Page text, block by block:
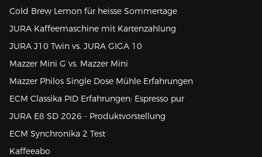
Cold Brew Lemon für heisse Sommertage
JURA Kaffeemaschine mit Kartenzahlung
JURA J10 Twin vs. JURA GIGA 10
Mazzer Mini G vs. Mazzer Mini
Mazzer Philos Single Dose Mühle Erfahrungen
ECM Classika PID Erfahrungen: Espresso pur
JURA E8 SD 2026 - Produktvorstellung
ECM Synchronika 2 Test
Kaffeeabo